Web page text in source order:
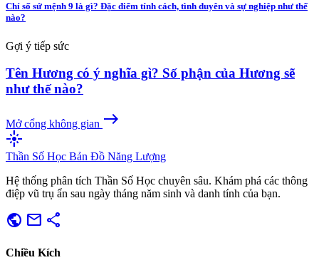
Chỉ số sứ mệnh 9 là gì? Đặc điểm tính cách, tình duyên và sự nghiệp như thế
nào?
Gợi ý tiếp sức
Tên Hương có ý nghĩa gì? Số phận của Hương sẽ
như thế nào?
Mở cổng không gian east
flare
Thần Số Học Bản Đồ Năng Lượng
Hệ thống phân tích Thần Số Học chuyên sâu. Khám phá các thông
điệp vũ trụ ẩn sau ngày tháng năm sinh và danh tính của bạn.
public mail share
Chiều Kích